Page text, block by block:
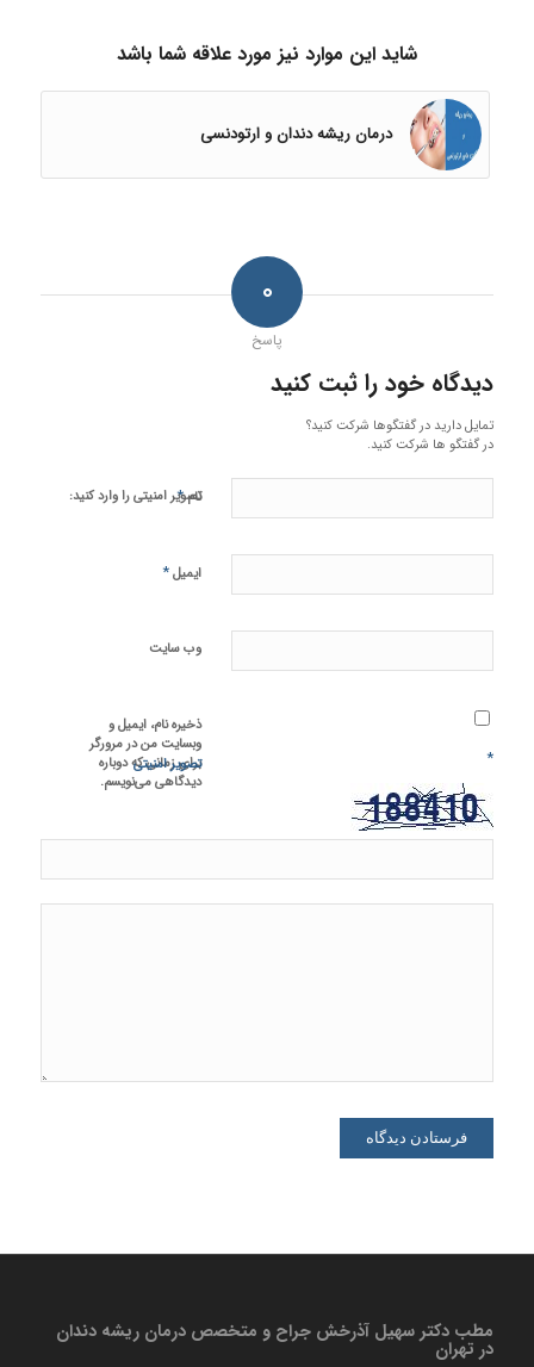
شاید این موارد نیز مورد علاقه شما باشد
درمان ریشه دندان و ارتودنسی
۰
پاسخ
دیدگاه خود را ثبت کنید
تمایل دارید در گفتگوها شرکت کنید؟
در گفتگو ها شرکت کنید.
نام*
ایمیل*
وب‌ سایت
ذخیره نام، ایمیل و
وبسایت من در مرورگر
برای زمانی که دوباره
دیدگاهی می‌نویسم.
تصویر امنیتی *
تصویر امنیتی را وارد کنید:
مطب دكتر سهیل آذرخش جراح و متخصص درمان ریشه دندان
در تهران